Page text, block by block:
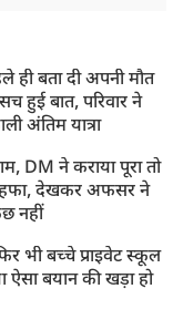
प्रभावित, मृतकों
की मौत; 11
ही बता दी अपनी मौत
हुई बात, परिवार ने
अंतिम यात्रा
DM ने कराया पूरा तो
देखकर अफसर ने
नहीं
भी बच्चे प्राइवेट स्कूल
ऐसा बयान की खड़ा हो